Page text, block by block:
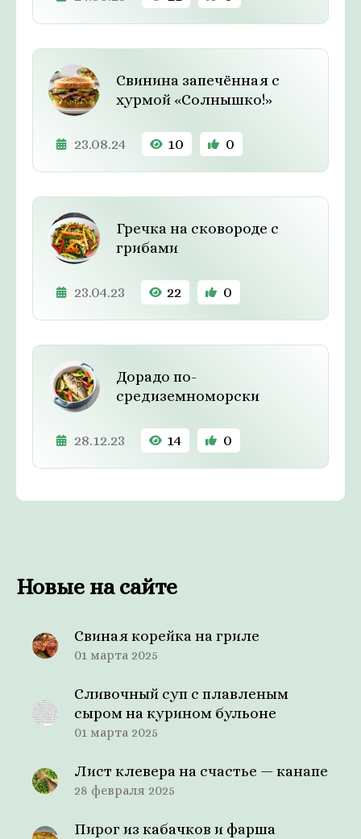
Свинина запечённая с
хурмой «Солнышко!»
23.08.24 10 0
Гречка на сковороде с
грибами
23.04.23 22 0
Дорадо по-
средиземноморски
28.12.23 14 0
Новые на сайте
Свиная корейка на гриле
01 марта 2025
Сливочный суп с плавленым
сыром на курином бульоне
01 марта 2025
Лист клевера на счастье — канапе
28 февраля 2025
Пирог из кабачков и фарша